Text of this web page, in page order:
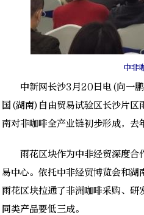
中非
中新网长沙3月20日电(向一鹏
国(湖南)自由贸易试验区长沙片
南对非咖啡全产业链初步形成，去
雨花区块作为中非经贸深度合
易中心。依托中非经贸博览会和湖
雨花区块拉通了非洲咖啡采购、
同类产品要低三成。